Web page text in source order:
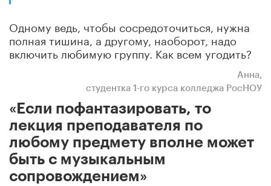
Одному ведь, чтобы сосредоточиться, нужна
полная тишина, а другому, наоборот, надо
включить любимую группу. Как всем угодить?
Анна,
студентка 1-го курса колледжа РосНОУ
«Если пофантазировать, то
лекция преподавателя по
любому предмету вполне может
быть с музыкальным
сопровождением»